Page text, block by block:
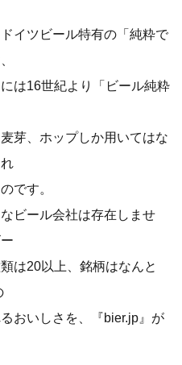
イツビール特有の「純粋で
は16世紀より「ビール純粋
芽、ホップしか用いてはな
です。
ビール会社は存在しませ
は20以上、銘柄はなんと
おいしさを、『bier.jp』が